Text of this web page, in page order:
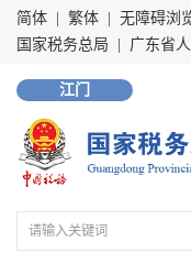
简体 繁体
无障碍浏
国家税务总局
广东省
江门